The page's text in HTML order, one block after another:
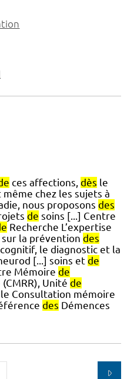
ces affections, dès le
chez les sujets à
nous proposons des
de soins [...] Centre
Recherche L’expertise
la prévention des
le diagnostic et la
[...] soins et de
Mémoire de
Unité de
Consultation mémoire
des Démences